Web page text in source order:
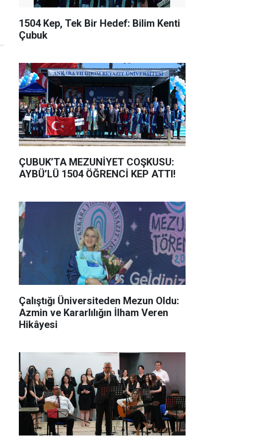
1504 Kep, Tek Bir Hedef: Bilim Kenti
Çubuk
ÇUBUK’TA MEZUNİYET COŞKUSU:
AYBÜ’LÜ 1504 ÖĞRENCİ KEP ATTI!
Çalıştığı Üniversiteden Mezun Oldu:
Azmin ve Kararlılığın İlham Veren
Hikâyesi